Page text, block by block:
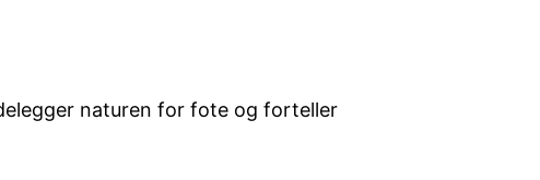
naturen for fote og forteller